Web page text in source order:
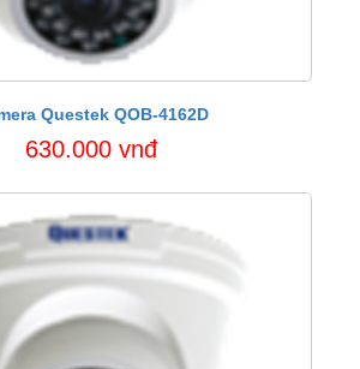
Questek QOB-4162D
630.000 vnđ